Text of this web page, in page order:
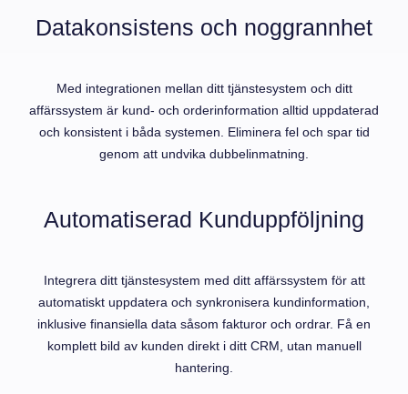
Datakonsistens och noggrannhet
Med integrationen mellan ditt tjänstesystem och ditt
affärssystem är kund- och orderinformation alltid uppdaterad
och konsistent i båda systemen. Eliminera fel och spar tid
genom att undvika dubbelinmatning.
Automatiserad Kunduppföljning
Integrera ditt tjänstesystem med ditt affärssystem för att
automatiskt uppdatera och synkronisera kundinformation,
inklusive finansiella data såsom fakturor och ordrar. Få en
komplett bild av kunden direkt i ditt CRM, utan manuell
hantering.